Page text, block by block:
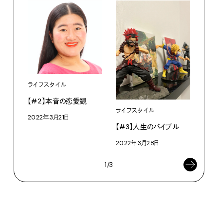
ライフスタイル
【#2】本音の恋愛観
2022年3月21日
ライフスタイル
【#3】人生のバイブル
2022年3月28日
1/3